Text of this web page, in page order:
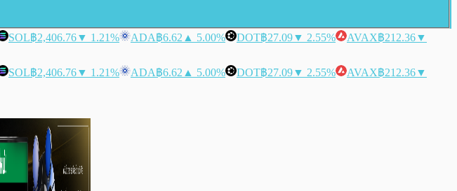
SOL฿2,406.76▼ 1.21% ADA฿6.62 ▲ 5.00% DOT฿27.09▼ 2.55% AVAX฿212.36▼
SOL฿2,406.76▼ 1.21% ADA฿6.62 ▲ 5.00% DOT฿27.09▼ 2.55% AVAX฿212.36▼